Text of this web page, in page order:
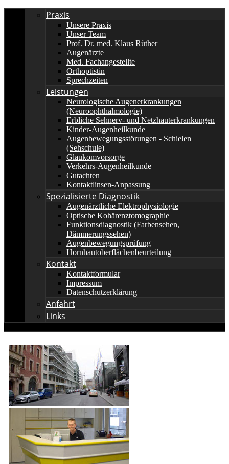
Praxis
Unsere Praxis
Unser Team
Prof. Dr. med. Klaus Rüther
Augenärzte
Med. Fachangestellte
Orthoptistin
Sprechzeiten
Leistungen
Neurologische Augenerkrankungen
(Neuroophthalmologie)
Erbliche Sehnerv- und Netzhauterkrankungen
Kinder-Augenheilkunde
Augenbewegungsstörungen - Schielen
(Sehschule)
Glaukomvorsorge
Verkehrs-Augenheilkunde
Gutachten
Kontaktlinsen-Anpassung
Spezialisierte Diagnostik
Augenärztliche Elektrophysiologie
Optische Kohärenztomographie
Funktionsdiagnostik (Farbensehen,
Dämmerungssehen)
Augenbewegungsprüfung
Hornhautoberflächenbeurteilung
Kontakt
Kontaktformular
Impressum
Datenschutzerklärung
Anfahrt
Links